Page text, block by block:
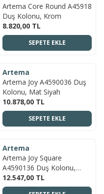
Artema Core Round A45918
Duş Kolonu, Krom
8.820,00 TL
SEPETE EKLE
YENI
ÜCRETSIZ KARGO
Artema
Artema Joy A4590036 Duş
Kolonu, Mat Siyah
10.878,00 TL
SEPETE EKLE
YENI
ÜCRETSIZ KARGO
Artema
Artema Joy Square
A4590136 Duş Kolonu,
Siyah
12.547,00 TL